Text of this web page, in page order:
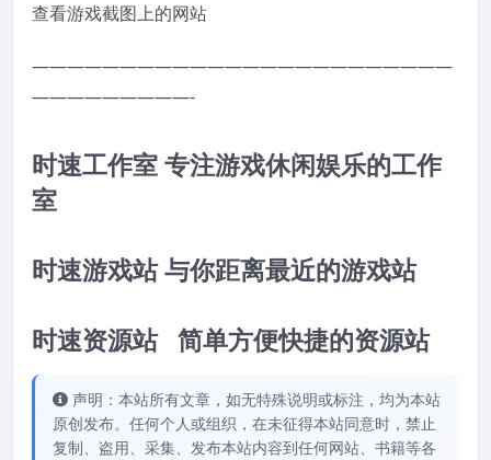
查看游戏截图上的网站
————————————————————————
—————————-
时速工作室 专注游戏休闲娱乐的工作
室
时速游戏站 与你距离最近的游戏站
时速资源站 简单方便快捷的资源站
声明：本站所有文章，如无特殊说明或标注，均为本站
原创发布。任何个人或组织，在未征得本站同意时，禁止
复制、盗用、采集、发布本站内容到任何网站、书籍等各